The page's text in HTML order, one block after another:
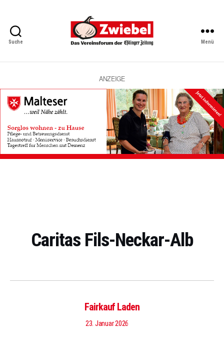
Suche
Vereinsforum
Eßlinger
Zeitung
Menü
ANZEIGE
Caritas Fils-Neckar-Alb
Fairkauf Laden
23. Januar 2026